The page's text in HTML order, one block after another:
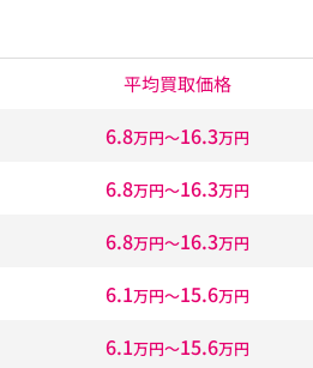
平均買取価格
6.8万円〜16.3万円
6.8万円〜16.3万円
6.8万円〜16.3万円
6.1万円〜15.6万円
6.1万円〜15.6万円